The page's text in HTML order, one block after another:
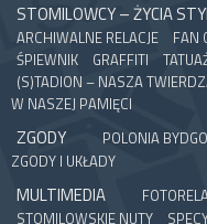
STOMILOWCY – ŻYCIA
ARCHIWALNE RELACJE
FAN
ŚPIEWNIK
GRAFFITI
(S)TADION – NASZA
W NASZEJ PAMIĘCI
ZGODY POLONIA
ZGODY I UKŁADY
MULTIMEDIA
STOMILOWSKIE NUTY